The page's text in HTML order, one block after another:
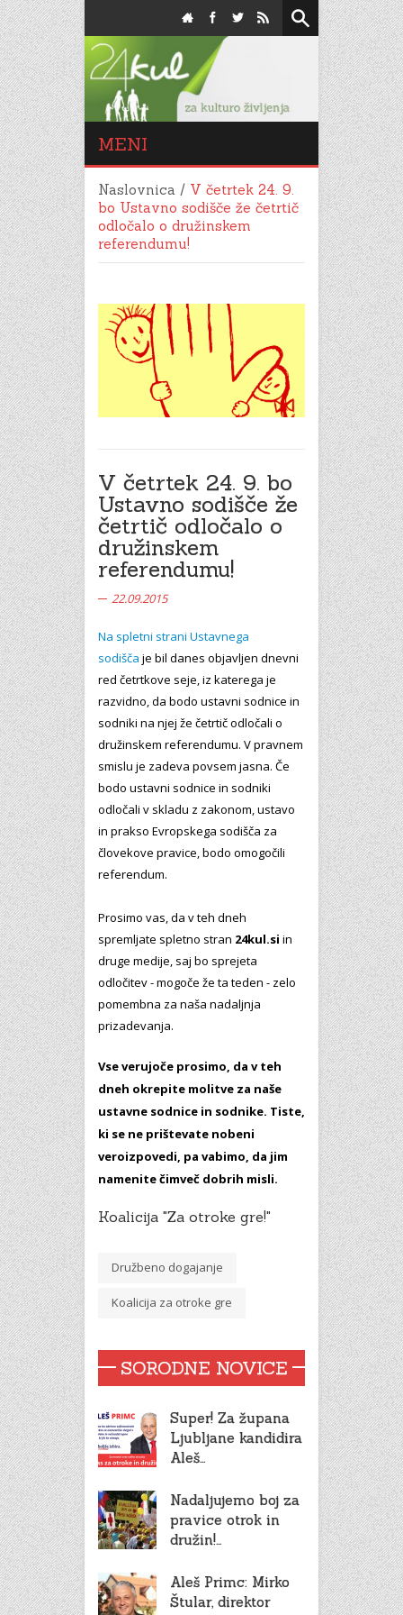
MENI
Naslovnica / V četrtek 24. 9.
bo Ustavno sodišče že četrtič
odločalo o družinskem
referendumu!
V četrtek 24. 9. bo
Ustavno sodišče že
četrtič odločalo o
družinskem
referendumu!
22.09.2015
Na spletni strani Ustavnega
sodišča je bil danes objavljen dnevni
red četrtkove seje, iz katerega je
razvidno, da bodo ustavni sodnice in
sodniki na njej že četrtič odločali o
družinskem referendumu. V pravnem
smislu je zadeva povsem jasna. Če
bodo ustavni sodnice in sodniki
odločali v skladu z zakonom, ustavo
in prakso Evropskega sodišča za
človekove pravice, bodo omogočili
referendum.
Prosimo vas, da v teh dneh
spremljate spletno stran 24kul.si in
druge medije, saj bo sprejeta
odločitev - mogoče že ta teden - zelo
pomembna za naša nadaljnja
prizadevanja.
Vse verujoče prosimo, da v teh
dneh okrepite molitve za naše
ustavne sodnice in sodnike. Tiste,
ki se ne prištevate nobeni
veroizpovedi, pa vabimo, da jim
namenite čimveč dobrih misli.
Koalicija "Za otroke gre!"
Družbeno dogajanje
Koalicija za otroke gre
SORODNE NOVICE
Super! Za župana
Ljubljane kandidira
Aleš…
Nadaljujemo boj za
pravice otrok in
družin!…
Aleš Primc: Mirko
Štular, direktor